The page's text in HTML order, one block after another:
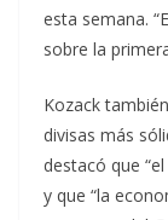
esta semana.
sobre la
Kozack
divisas más
destacó que
y que “la